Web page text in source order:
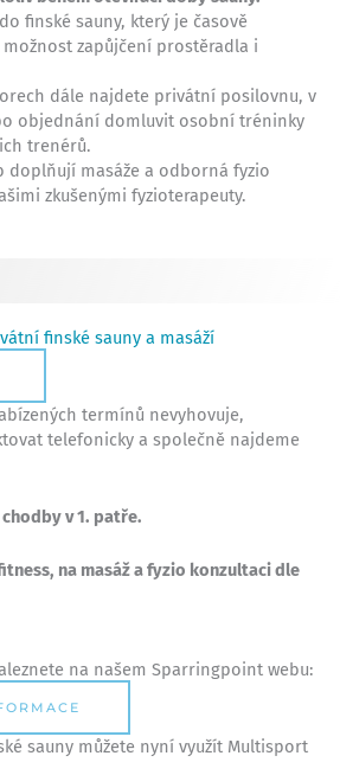
finské sauny, který je časově
možnost zapůjčení prostěradla i
dále najdete privátní posilovnu, v
objednání domluvit osobní tréninky
trenérů.
doplňují masáže a odborná fyzio
zkušenými fyzioterapeuty.
finské sauny a masáží
termínů nevyhovuje,
telefonicky a společně najdeme
v 1. patře.
na masáž a fyzio konzultaci dle
na našem Sparringpoint webu:
sauny můžete nyní využít Multisport